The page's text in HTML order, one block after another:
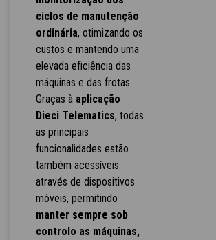
ciclos de manutenção
ordinária, otimizando os
custos e mantendo uma
elevada eficiência das
máquinas e das frotas.
Graças à aplicação
Dieci Telematics, todas
as principais
funcionalidades estão
também acessíveis
através de dispositivos
móveis, permitindo
manter sempre sob
controlo as máquinas,